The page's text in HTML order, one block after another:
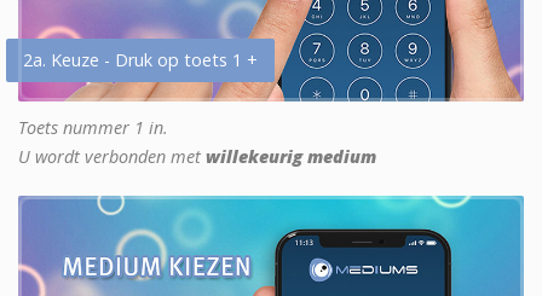
2a. Keuze - Druk op toets 1 +
Toets nummer 1 in.
U wordt verbonden met willekeurig medium